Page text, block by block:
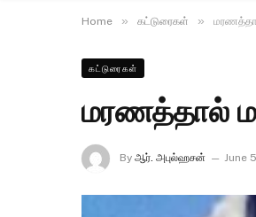
Home » கட்டுரைகள் »
கட்டுரைகள்
மரணத்தால்
By ஆர். அபுல்ஹசன் June